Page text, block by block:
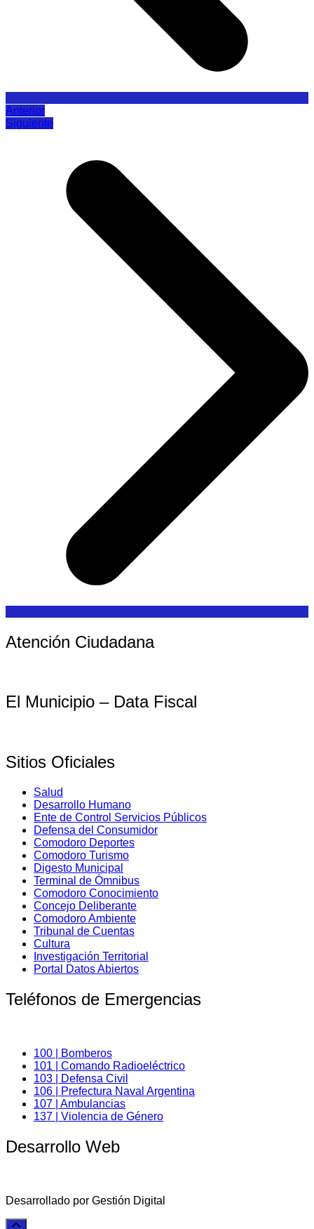
Anterior
Siguiente
Atención Ciudadana
El Municipio – Data Fiscal
Sitios Oficiales
Salud
Desarrollo Humano
Ente de Control Servicios Públicos
Defensa del Consumidor
Comodoro Deportes
Comodoro Turismo
Digesto Municipal
Terminal de Ómnibus
Comodoro Conocimiento
Concejo Deliberante
Comodoro Ambiente
Tribunal de Cuentas
Cultura
Investigación Territorial
Portal Datos Abiertos
Teléfonos de Emergencias
100 | Bomberos
101 | Comando Radioeléctrico
103 | Defensa Civil
106 | Prefectura Naval Argentina
107 | Ambulancias
137 | Violencia de Género
Desarrollo Web
Desarrollado por Gestión Digital